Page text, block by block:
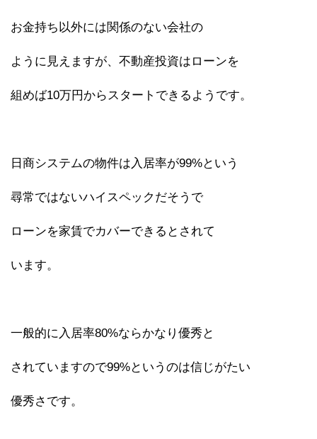
お金持ち以外には関係のない会社の
ように見えますが、不動産投資はローンを
組めば10万円からスタートできるようです。
日商システムの物件は入居率が99%という
尋常ではないハイスペックだそうで
ローンを家賃でカバーできるとされて
います。
一般的に入居率80%ならかなり優秀と
されていますので99%というのは信じがたい
優秀さです。